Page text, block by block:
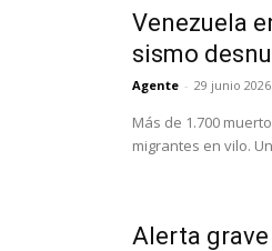
Venezuela
sismo
Agente - 29 junio 2026
Más de 1.700
migrantes en vilo.
Alerta